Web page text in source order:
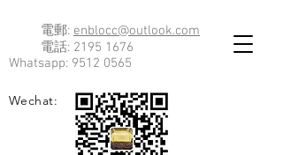
電郵: enblocc@outlook.com
電話: 2195 1676
Whatsapp: 9512 0565
Wechat: